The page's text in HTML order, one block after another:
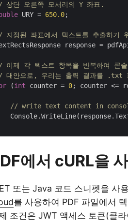
상단 오른쪽 모서리의 Y 좌표.
URY = 650.0;
지정된 좌표에서 텍스트를 추출하기
response =
이제 각 텍스트 항목을 반복하여 콘솔
대안으로, 우리는 출력 결과를 .txt
(int counter = 0; counter <=
// write text content in
에서 cURL을
또는 Java 코드 스니펫을 사
를 사용하여 PDF 파일에서
조건은 JWT 액세스 토큰(클